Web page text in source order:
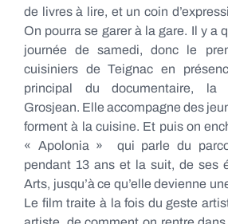
de livres à lire, et un coin
On pourra se garer à la gare. Il y a
journée de samedi, donc le
cuisiniers de Teignac en
principal du documentaire, la
Grosjean. Elle accompagne des
forment à la cuisine. Et puis on
« Apolonia » qui parle du
pendant 13 ans et la suit, de ses
Arts, jusqu’à ce qu’elle devienne
Le film traite à la fois du geste